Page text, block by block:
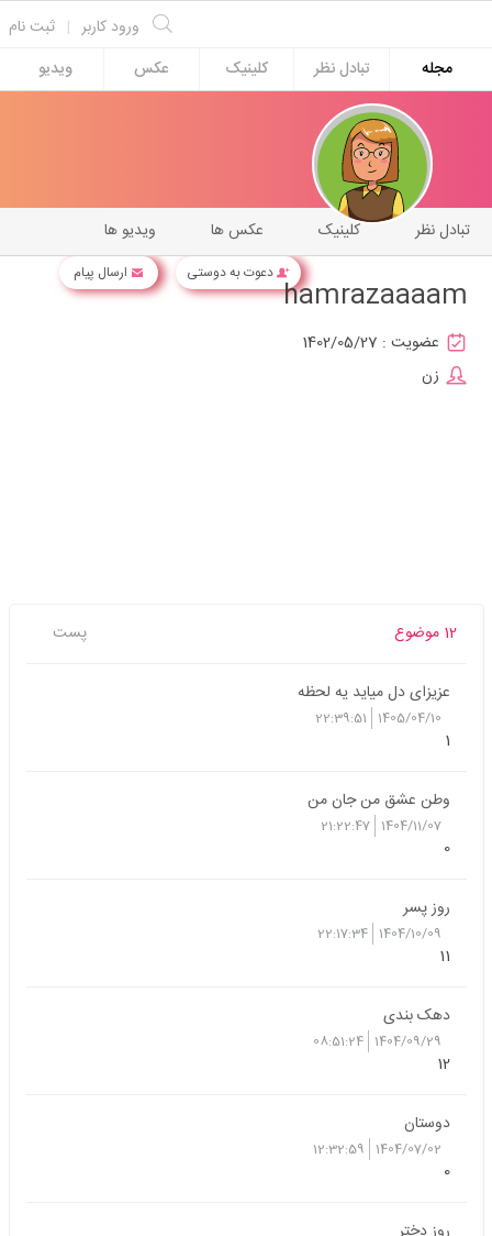
ثبت نام | ورود کاربر
مجله
تبادل نظر کلینیک عکس ویدیو
دعوت به دوستی ارسال پیام
ویدیو ها عکس ها کلینیک تبادل نظر
hamrazaaaam
عضویت : 1402/05/27
زن
12 موضوع پست
عزیزای دل میاید یه لحظه
1405/04/10
22:39:51
1
وطن عشق من جان من
1404/11/07
21:22:47
0
روز پسر
1404/10/09
22:17:34
11
دهک بندی
1404/09/29
08:51:24
12
دوستان
1404/07/02
12:32:59
0